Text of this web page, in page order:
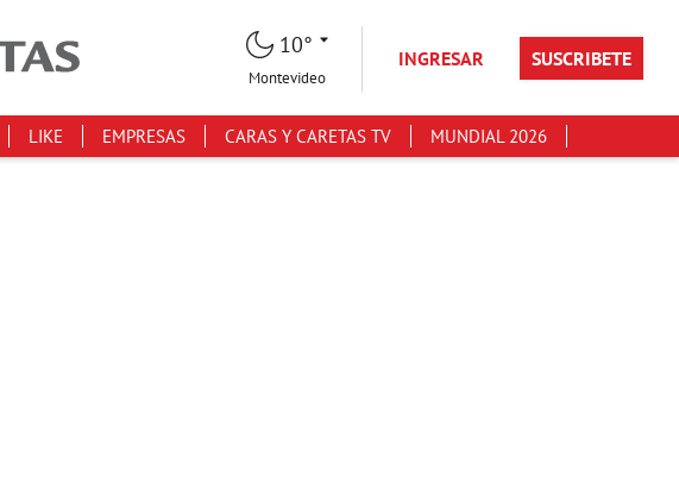
10°
Montevideo
INGRESAR SUSCRIBETE
LIKE EMPRESAS CARAS Y CARETAS TV MUNDIAL 2026